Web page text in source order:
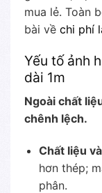
mua lẻ. Toàn
bài về chi phí
Yếu tố ảnh
dài 1m
Ngoài chất
chênh lệch.
Chất liệu
hơn thép;
phân.